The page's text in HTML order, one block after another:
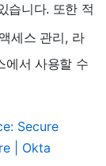
습니다. 또한 적
세스 관리, 라
에서 사용할 수
Secure
| Okta